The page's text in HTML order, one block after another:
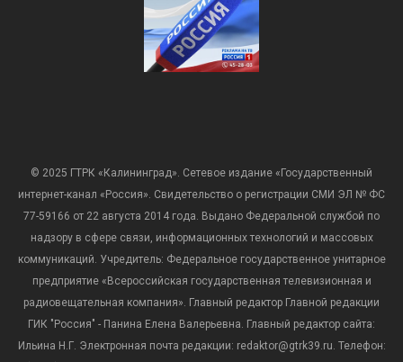
© 2025 ГТРК «Калининград». Сетевое издание «Государственный
интернет-канал «Россия». Свидетельство о регистрации СМИ ЭЛ № ФС
77-59166 от 22 августа 2014 года. Выдано Федеральной службой по
надзору в сфере связи, информационных технологий и массовых
коммуникаций. Учредитель: Федеральное государственное унитарное
предприятие «Всероссийская государственная телевизионная и
радиовещательная компания». Главный редактор Главной редакции
ГИК "Россия" - Панина Елена Валерьевна. Главный редактор сайта:
Ильина Н.Г. Электронная почта редакции: redaktor@gtrk39.ru. Телефон: